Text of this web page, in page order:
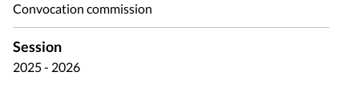
Convocation commission
Session
2025 - 2026